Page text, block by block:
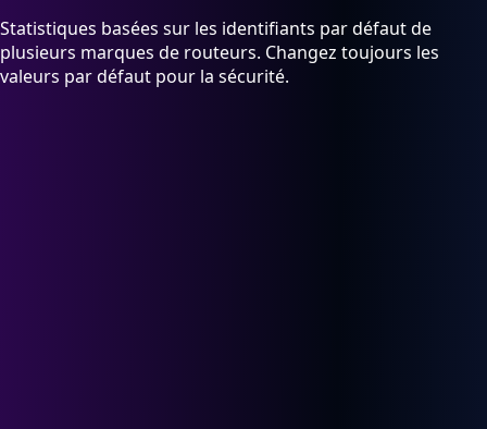
Statistiques basées sur les identifiants par défaut de
plusieurs marques de routeurs. Changez toujours les
valeurs par défaut pour la sécurité.